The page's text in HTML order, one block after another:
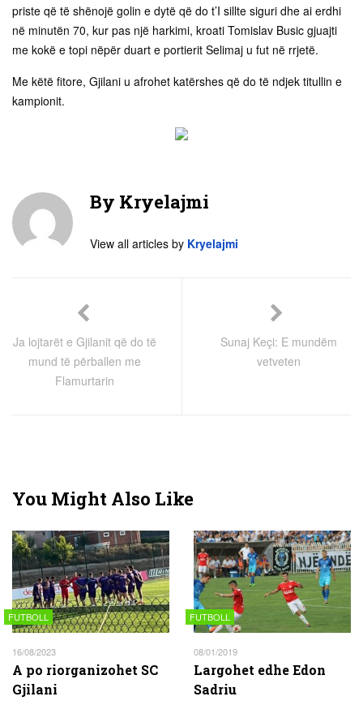
priste që të shënojë golin e dytë që do t’I sillte siguri dhe ai erdhi
në minutën 70, kur pas një harkimi, kroati Tomislav Busic gjuajti
me kokë e topi nëpër duart e portierit Selimaj u fut në rrjetë.
Me këtë fitore, Gjilani u afrohet katërshes që do të ndjek titullin e
kampionit.
By Kryelajmi
View all articles by Kryelajmi
Ja lojtarët e Gjilanit që do të
mund të përballen me
Flamurtarin
Sunaj Keçi: E mundëm
vetveten
You Might Also Like
FUTBOLL
16/08/2023
A po riorganizohet SC
Gjilani
FUTBOLL
08/01/2019
Largohet edhe Edon
Sadriu